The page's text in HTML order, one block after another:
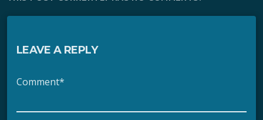
LEAVE A REPLY
Comment*